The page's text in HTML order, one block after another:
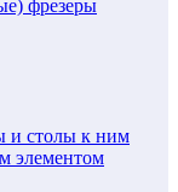
фрезеры
и столы к ним
элементом